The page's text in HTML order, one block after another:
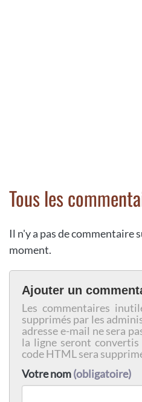
Tous les
Il n'y a pas de commentaire
moment.
Ajouter un
Les commentaires
supprimés par les
adresse e-mail ne sera
la ligne seront
code HTML sera
Votre nom(obligatoire)